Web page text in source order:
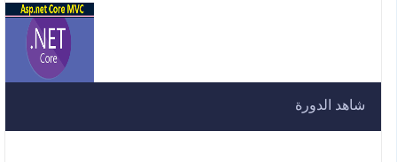
شاهد الدورة